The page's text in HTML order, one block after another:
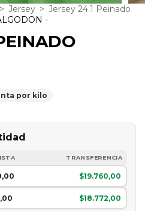
> Jersey > Jersey 24.1 Peinado
-
por kilo
TRANSFERENCIA
$19.760,00
$18.772,00